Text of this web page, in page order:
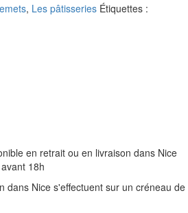
, Les pâtisseries Étiquettes :
en retrait ou en livraison dans Nice
18h
dans Nice s'effectuent sur un créneau de